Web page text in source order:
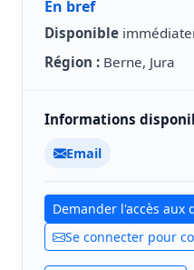
En bref
Disponible
Région : Berne, Jura
Informations
Email
Demander l'accès aux
Se connecter pour